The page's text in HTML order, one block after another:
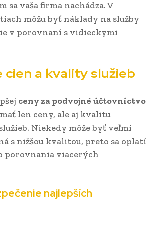
sa vaša firma nachádza. V
môžu byť náklady na služby
v porovnaní s vidieckymi
cien a kvality služieb
ceny za podvojné účtovníctvo
len ceny, ale aj kvalitu
Niekedy môže byť veľmi
s nižšou kvalitou, preto sa oplatí
porovnania viacerých
najlepších